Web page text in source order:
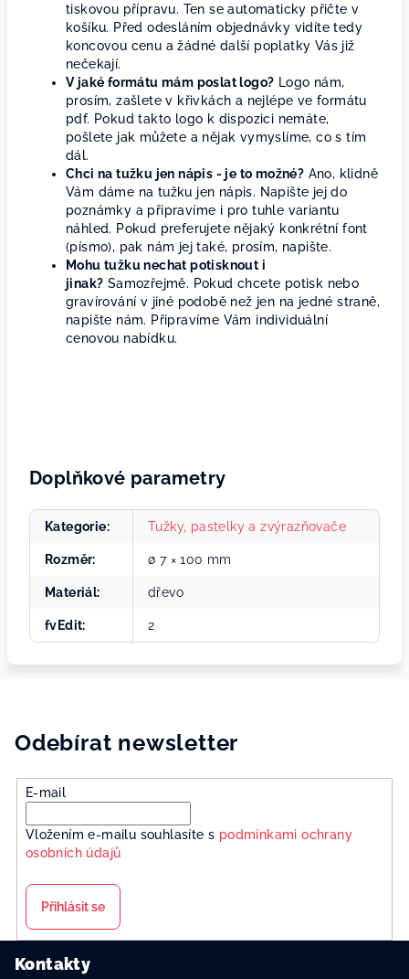
tiskovou přípravu. Ten se automaticky přičte v
košíku. Před odesláním objednávky vidíte tedy
koncovou cenu a žádné další poplatky Vás již
nečekají.
V jaké formátu mám poslat logo? Logo nám,
prosím, zašlete v křivkách a nejlépe ve formátu
pdf. Pokud takto logo k dispozici nemáte,
pošlete jak můžete a nějak vymyslíme, co s tím
dál.
Chci na tužku jen nápis - je to možné? Ano, klidně
Vám dáme na tužku jen nápis. Napište jej do
poznámky a připravíme i pro tuhle variantu
náhled. Pokud preferujete nějaký konkrétní font
(písmo), pak nám jej také, prosím, napište.
Mohu tužku nechat potisknout i
jinak? Samozřejmě. Pokud chcete potisk nebo
gravírování v jiné podobě než jen na jedné straně,
napište nám. Připravíme Vám individuální
cenovou nabídku.
Doplňkové parametry
Kategorie: Tužky, pastelky a zvýrazňovače
Rozměr: ø 7 × 100 mm
Materiál: dřevo
fvEdit: 2
Odebírat newsletter
E-mail
Vložením e-mailu souhlasíte s podmínkami ochrany
osobních údajů
Přihlásit se
Kontakty